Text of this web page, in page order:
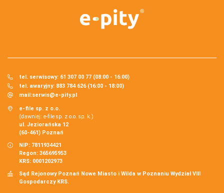
tel. serwisowy: 61 307 00 77 (08:00 - 16:00)
tel. awaryjny: 883 784 626 (16:00 - 18:00)
mail:serwis@e-pity.pl
e-file sp. z o.o.
(dawniej: e-file sp. z o.o. sp. k.)
ul. Jeziorańska 12
(60-461) Poznań
NIP: 7811934421
Regon: 365695953
KRS: 0001202973
Sąd Rejonowy Poznań Nowe Miasto i Wilda w Poznaniu Wydział VIII
Gospodarczy KRS.